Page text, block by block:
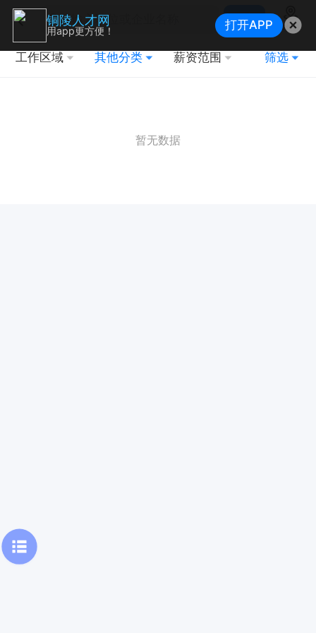
搜索
地图
工作区域 其他分类 薪资范围 筛选
暂无数据
铜陵人才网
用app更方便！ 打开APP